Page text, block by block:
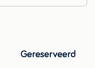
Gereserveerd